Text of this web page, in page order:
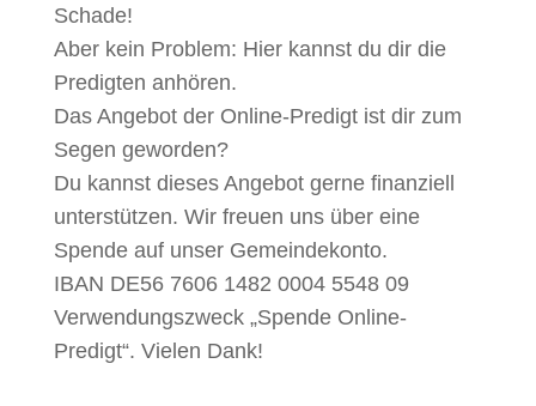
Schade!
Aber kein Problem: Hier kannst du dir die
Predigten anhören.
Das Angebot der Online-Predigt ist dir zum
Segen geworden?
Du kannst dieses Angebot gerne finanziell
unterstützen. Wir freuen uns über eine
Spende auf unser Gemeindekonto.
IBAN DE56 7606 1482 0004 5548 09
Verwendungszweck „Spende Online-
Predigt“. Vielen Dank!